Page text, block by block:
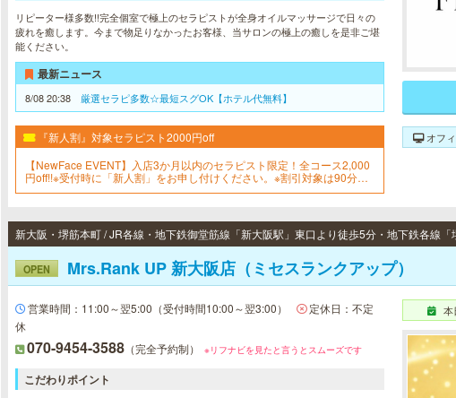
リピーター様多数!!完全個室で極上のセラピストが全身オイルマッサージで日々の
疲れを癒します。今まで物足りなかったお客様、当サロンの極上の癒しを是非ご堪
能ください。
最新ニュース
8/08 20:38 厳選セラピ多数☆最短スグOK【ホテル代無料】
『新人割』対象セラピスト2000円off
【NewFace EVENT】入店3か月以内のセラピスト限定！全コース2,000
円off!!※受付時に「新人割」をお申し付けください。※割引対象は90分コ
ース以上となります。※本指名セラピストは割引対象外となります。
オフ
OPEN Mrs.Rank UP 新大阪店（ミセスランクアップ）
営業時間：11:00～翌5:00（受付時間10:00～翌3:00）
定休日：不定
休
070-9454-3588 （完全予約制） ※リフナビを見たと言うとスムーズです
こだわりポイント
本